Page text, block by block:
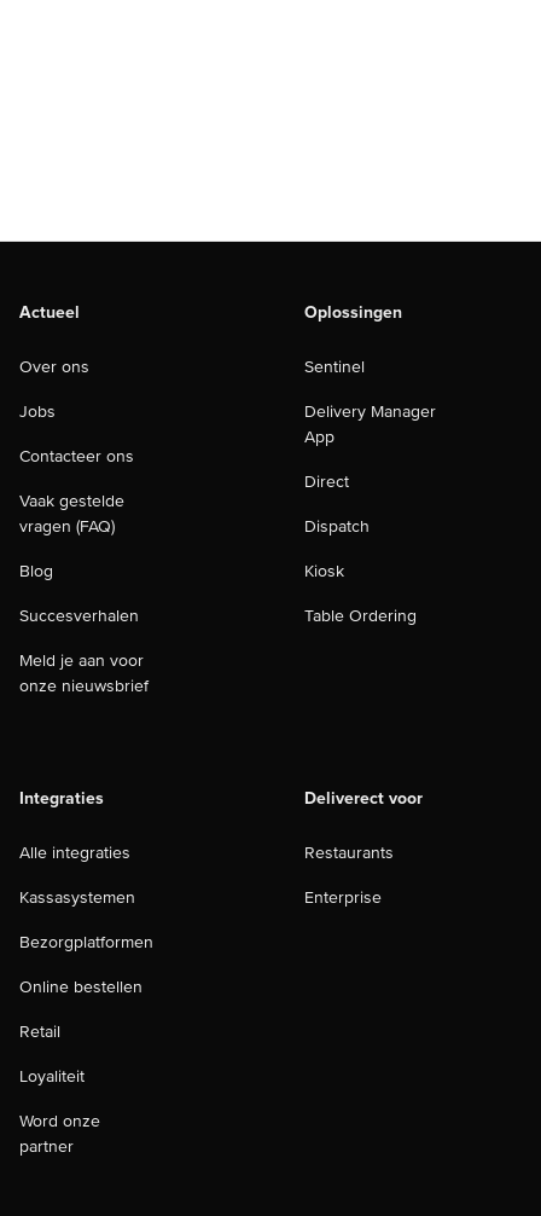
Actueel
Over ons
Jobs
Contacteer ons
Vaak gestelde
vragen (FAQ)
Blog
Succesverhalen
Meld je aan voor
onze nieuwsbrief
Oplossingen
Sentinel
Delivery Manager
App
Direct
Dispatch
Kiosk
Table Ordering
Integraties
Alle integraties
Kassasystemen
Bezorgplatformen
Online bestellen
Retail
Loyaliteit
Word onze
partner
Deliverect voor
Restaurants
Enterprise